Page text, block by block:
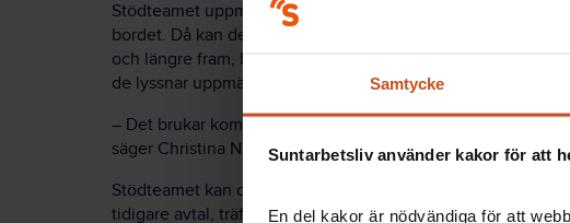
Samtycke
Suntarbetsliv använder kakor för att
En del kakor är nödvändiga för att
Stödteamet uppmuntrar också deltagarna att berätta om
bordet. Då kan de återkoppla till förväntningarna men
och längre fram, berättar Pia Svedestedt och Christina
de lyssnar uppmärksamt och fyller i varandras meningar.
– Det brukar komma igång bra processer där vi vägleder
säger Christina Norlin Mistander.
Stödteamet kan också hjälpa kommuner och regioner som
tidigare avtal, träffa ett nytt och för att få igång en bra